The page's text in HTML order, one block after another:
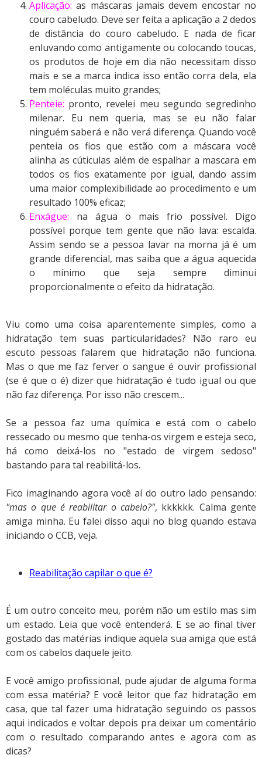
Aplicação: as máscaras jamais devem encostar no
couro cabeludo. Deve ser feita a aplicação a 2 dedos
de distância do couro cabeludo. E nada de ficar
enluvando como antigamente ou colocando toucas,
os produtos de hoje em dia não necessitam disso
mais e se a marca indica isso então corra dela, ela
tem moléculas muito grandes;
Penteie: pronto, revelei meu segundo segredinho
milenar. Eu nem queria, mas se eu não falar
ninguém saberá e não verá diferença. Quando você
penteia os fios que estão com a máscara você
alinha as cúticulas além de espalhar a mascara em
todos os fios exatamente por igual, dando assim
uma maior complexibilidade ao procedimento e um
resultado 100% eficaz;
Enxágue: na água o mais frio possível. Digo
possível porque tem gente que não lava: escalda.
Assim sendo se a pessoa lavar na morna já é um
grande diferencial, mas saiba que a água aquecida
o mínimo que seja sempre diminui
proporcionalmente o efeito da hidratação.
Viu como uma coisa aparentemente simples, como a
hidratação tem suas particularidades? Não raro eu
escuto pessoas falarem que hidratação não funciona.
Mas o que me faz ferver o sangue é ouvir profissional
(se é que o é) dizer que hidratação é tudo igual ou que
não faz diferença. Por isso não crescem...
Se a pessoa faz uma química e está com o cabelo
ressecado ou mesmo que tenha-os virgem e esteja seco,
há como deixá-los no "estado de virgem sedoso"
bastando para tal reabilitá-los.
Fico imaginando agora você aí do outro lado pensando:
"mas o que é reabilitar o cabelo?", kkkkkk. Calma gente
amiga minha. Eu falei disso aqui no blog quando estava
iniciando o CCB, veja.
Reabilitação capilar o que é?
É um outro conceito meu, porém não um estilo mas sim
um estado. Leia que você entenderá. E se ao final tiver
gostado das matérias indique aquela sua amiga que está
com os cabelos daquele jeito.
E você amigo profissional, pude ajudar de alguma forma
com essa matéria? E você leitor que faz hidratação em
casa, que tal fazer uma hidratação seguindo os passos
aqui indicados e voltar depois pra deixar um comentário
com o resultado comparando antes e agora com as
dicas?